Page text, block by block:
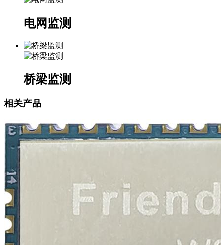
电网监测
桥梁监测
相关产品